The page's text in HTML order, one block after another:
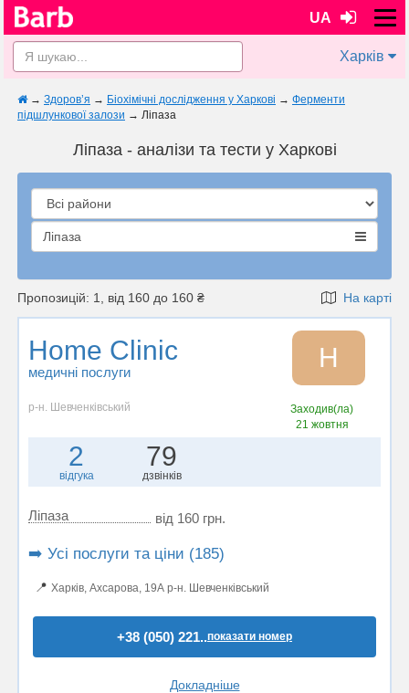
UA
Харків
→ Здоров’я → Біохімічні дослідження у Харкові → Ферменти
підшлункової залози → Ліпаза
Ліпаза - аналізи та тести у Харкові
Ліпаза
Пропозицій: 1, від 160 до 160 ₴ На карті
Home Clinic
медичні послуги H
р-н. Шевченківський
Заходив(ла)
21 жовтня
2
відгука
79
дзвінків
Ліпаза від 160 грн.
➡️ Усі послуги та ціни (185)
📍 Харків, Ахсарова, 19А р-н. Шевченківський
+38 (050) 221..показати номер
Докладніше